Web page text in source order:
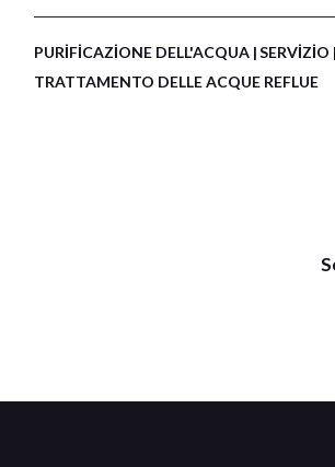
PURIFICAZIONE DELL'ACQUA SERVIZIO
TRATTAMENTO DELLE ACQUE REFLUE